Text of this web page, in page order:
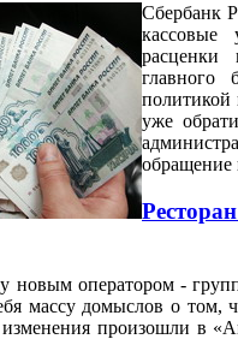
Сбербанк
кассовые
главного
политикой
уже
обращение
новым оператором -
массу домыслов о
произошли в